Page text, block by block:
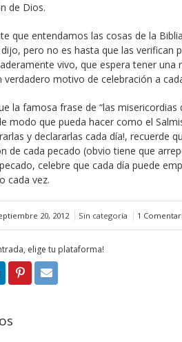
de Dios.
que entendamos las cosas de la
pero no es hasta que las verifican
vivo, que espera tener
verdadero motivo de celebración a
la famosa frase de “las
modo que pueda hacer como el
y declararlas cada día!, recuerde
de cada pecado (obvio tiene que
celebre que cada día puede
cada vez.
20, 2012 Sin categoría 1
elige tu plataforma!